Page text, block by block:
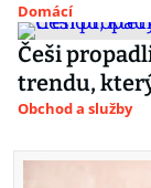
Domácí
Češi
trendu,
Obchod a služby